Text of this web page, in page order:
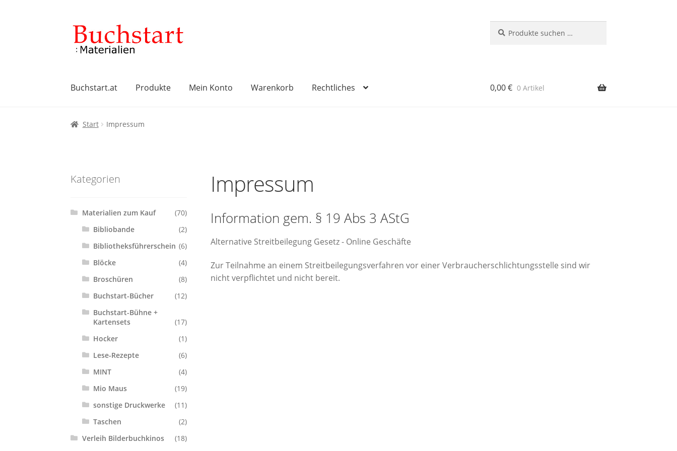
Zur
Navigation
springen
Zum
Inhalt
springen
nach:
Buchstart.at Produkte Mein Konto Warenkorb Rechtliches
Start AGB Datenschutzbelehrung
0,00€ 0 Artikel
Start Impressum
Impressum
Information gem. § 19 Abs 3 AStG
Alternative Streitbeilegung Gesetz - Online Geschäfte
Zur Teilnahme an einem Streitbeilegungsverfahren vor einer Verbraucherschlichtungsstelle sind wir
nicht verpflichtet und nicht bereit.
Kategorien
Materialien zum Kauf
(70)
Bibliobande
(2)
Bibliotheksführerschein (6)
Blöcke
(4)
Broschüren
(8)
Buchstart-Bücher
(12)
Buchstart-Bühne +
Kartensets
(17)
Hocker
(1)
Lese-Rezepte
(6)
MINT
(4)
Mio Maus
(19)
sonstige Druckwerke
(11)
Taschen
(2)
Verleih Bilderbuchkinos
(18)